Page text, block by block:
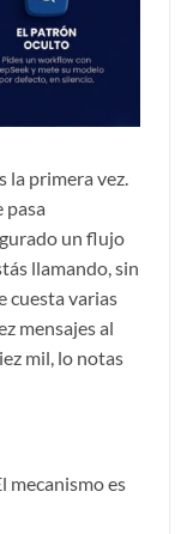
la primera vez.
pasa
un flujo
llamando, sin
cuesta varias
mensajes al
mil, lo notas
mecanismo es